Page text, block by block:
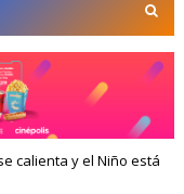
calienta y el Niño está